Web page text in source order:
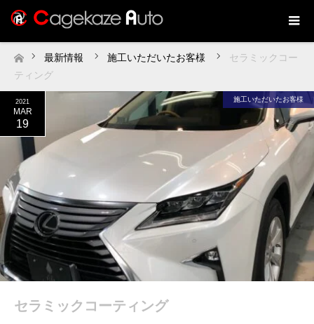
ホーム
最新情報 施工いただいたお客様
セラミックコー
ティング
2021
MAR
19
施工いただいたお客様
セラミックコーティング